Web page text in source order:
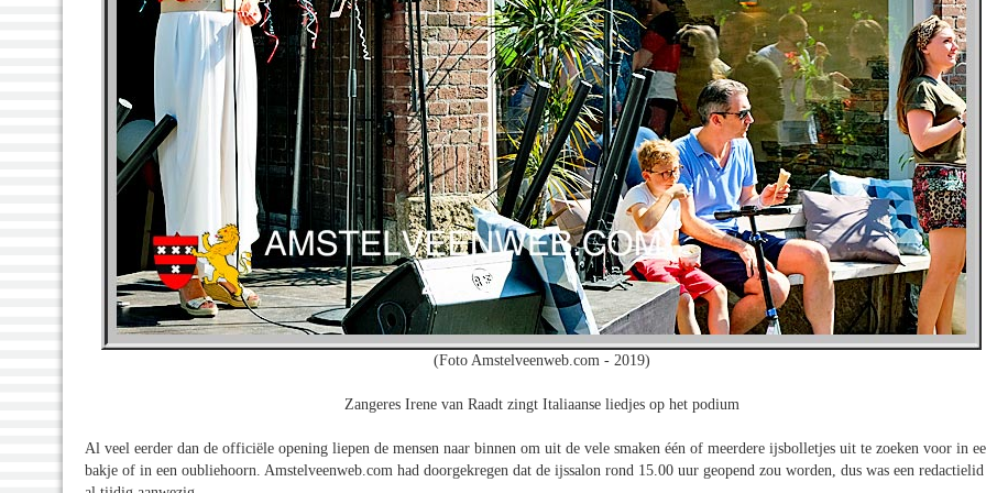
(Foto Amstelveenweb.com - 2019)
Zangeres Irene van Raadt zingt Italiaanse liedjes op het podium
Al veel eerder dan de officiële opening liepen de mensen naar binnen om uit de vele smaken één of meerdere ijsbolletjes uit te zoeken voor in
bakje of in een oubliehoorn. Amstelveenweb.com had doorgekregen dat de ijssalon rond 15.00 uur geopend zou worden, dus was een redactielid